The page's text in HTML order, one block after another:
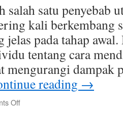
Sehat
salah satu penyebab
kali berkembang
jelas pada tahap
tentang cara
mengurangi dampak
reading →
Offon